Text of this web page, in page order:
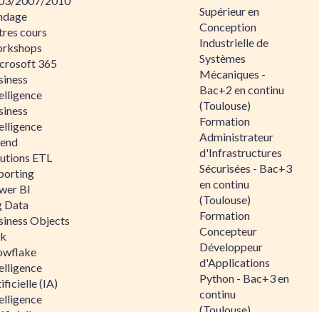
cours
365
ETL
BI
Data
Objects
(IA)
Supérieur en
Conception
Industrielle de
Systèmes
Mécaniques -
Bac+2 en continu
(Toulouse)
Formation
Administrateur
d'Infrastructures
Sécurisées - Bac+3
en continu
(Toulouse)
Formation
Concepteur
Développeur
d'Applications
Python - Bac+3 en
continu